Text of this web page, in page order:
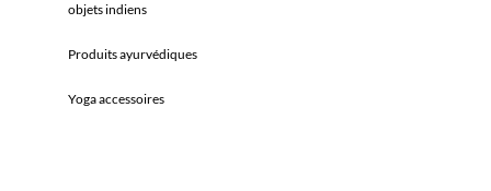
objets indiens
Produits ayurvédiques
Yoga accessoires